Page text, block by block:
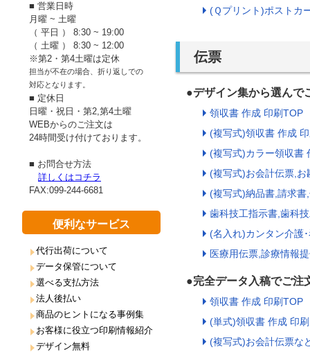
■ 営業日時
月曜 ~ 土曜
（ 平日 ） 8:30 ~ 19:00
（ 土曜 ） 8:30 ~ 12:00
※第2・第4土曜は定休
担当が不在の場合、折り返しでの
対応となります。
■ 定休日
日曜・祝日・第2,第4土曜
WEBからのご注文は
24時間受け付けております。
■ お問合せ方法
詳しくはコチラ
FAX:099-244-6681
便利なサービス
代行出荷について
データ保管について
選べる支払方法
法人後払い
商品のヒントになる事例集
お客様に役立つ印刷情報紹介
デザイン無料
(Ｑプリント)ポストカ
伝票
●デザイン集から選ん
領収書 作成 印刷TOP
(複写式)領収書 作成
(複写式)カラー領収書
(複写式)お会計伝票,お
(複写式)納品書,請求
歯科技工指示書,歯科
(名入れ)カンタン介護
医療用伝票,診療情報
●完全データ入稿でご
領収書 作成 印刷TOP
(単式)領収書 作成 印刷
(複写式)お会計伝票な